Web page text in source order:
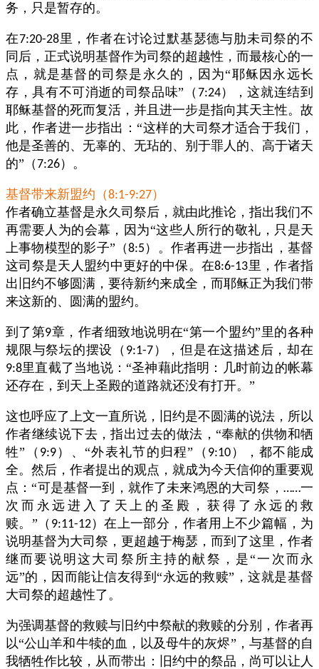
务，只是暂存的。
在7:20-28里，作者在讨论过默基瑟德与肋未司祭的不
同后，正式说明基督作为司祭的超越性，而最核心的一
点，就是基督的司祭是永久的，因为“耶稣因永远长
存，具有不可消逝的司祭品味”（ 7:24），这就连结到
耶稣基督的死而复活，并且进一步是指向其天主性。故
此，作者进一步指出：“这样的大司祭才适合于我们，
他是圣善的、无辜的、无玷的、别于罪人的、高于诸天
的”（7:26）。
基督带来新盟约（8:1-9:27）
作者确立基督是永久司祭后，就由此推论，指出我们不
再需要人为的会幕，因为“这些人所行的敬礼，只是天
上事物模型的影子”（8:5 ）。作者再进一步指出，基督
这司祭是天人盟约中更好的中保。在8:6-13里，作者指
出旧约不够圆满，要待新约来成全，而耶稣正为我们带
来这新的、圆满的盟约。
到了第9章，作者细致地说明在“第一个盟约”里的各种
规限与祭坛的摆设（ 9:1-7），但是在这描述后，却在
9:8里直截了当地说：“圣神藉此指明：几时前边的帐幕
还存在，到天上圣殿的道路就还没有打开。”
这也呼应了上文一直所说，旧约是不圆满的说法，所以
作者继续说下去，指出过去的做法，“奉献的供物和牺
牲”（ 9:9）、“外表礼节的归程”（ 9:10 ），都不能成
全。然后，作者提出的观点，就成为今天信仰的重要观
点：“可是基督一到，就作了未来鸿恩的大司祭， ……一
次而永远进入了天上的圣殿，获得了永远的救
赎。”（ 9:11-12）在上一部分，作者用上不少篇幅，为
说明基督为大司祭，更超越于梅瑟，而到了这里，作者
继而要说明这大司祭所主持的献祭，是“一次而永
远”的，因而能让信友得到“永远的救赎”，这就是基督
大司祭的超越性了。
为强调基督的救赎与旧约中祭献的救赎的分别，作者再
以“公山羊和牛犊的血，以及母牛的灰烬”，与基督的自
我牺牲作比较，从而带出：旧约中的祭品，尚可以让人